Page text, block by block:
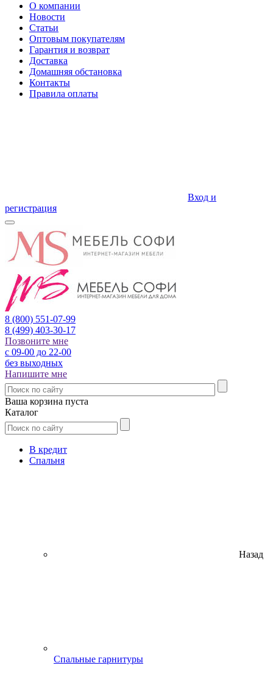
О компании
Новости
Статьи
Оптовым покупателям
Гарантия и возврат
Доставка
Домашняя обстановка
Контакты
Правила оплаты
Вход и
регистрация
8 (800) 551-07-99
8 (499) 403-30-17
Позвоните мне
с 09-00 до 22-00
без выходных
Напишите мне
Ваша корзина пуста
Каталог
В кредит
Спальня
Назад
Спальные гарнитуры